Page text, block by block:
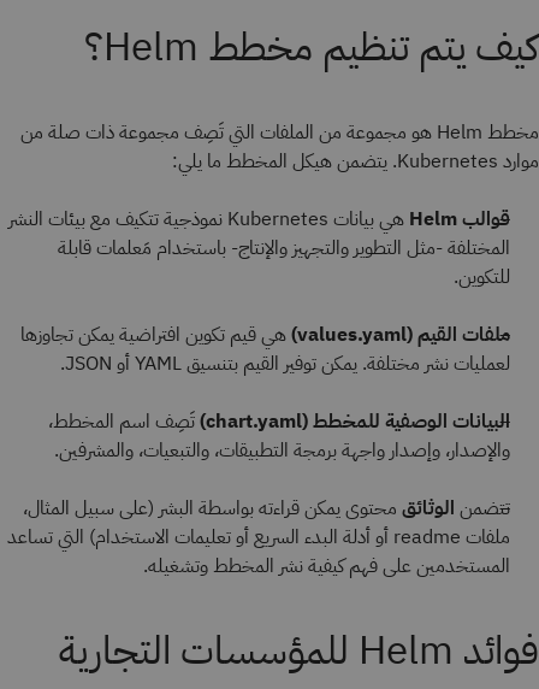
كيف يتم تنظيم مخطط Helm؟
مخطط Helm هو مجموعة من الملفات التي تَصِف مجموعة ذات صلة من
موارد Kubernetes. يتضمن هيكل المخطط ما يلي:
قوالب Helm
هي بيانات Kubernetes نموذجية تتكيف مع بيئات النشر
المختلفة -مثل التطوير والتجهيز والإنتاج- باستخدام مَعلمات قابلة
للتكوين.
ملفات القيم (values.yaml)
هي قيم تكوين افتراضية يمكن تجاوزها
لعمليات نشر مختلفة. يمكن توفير القيم بتنسيق YAML أو JSON.
البيانات الوصفية للمخطط (chart.yaml)
تَصِف اسم المخطط،
والإصدار، وإصدار واجهة برمجة التطبيقات، والتبعيات، والمشرفين.
تتضمن الوثائق محتوى يمكن قراءته بواسطة البشر (على سبيل المثال،
ملفات readme أو أدلة البدء السريع أو تعليمات الاستخدام) التي تساعد
المستخدمين على فهم كيفية نشر المخطط وتشغيله.
فوائد Helm للمؤسسات التجارية